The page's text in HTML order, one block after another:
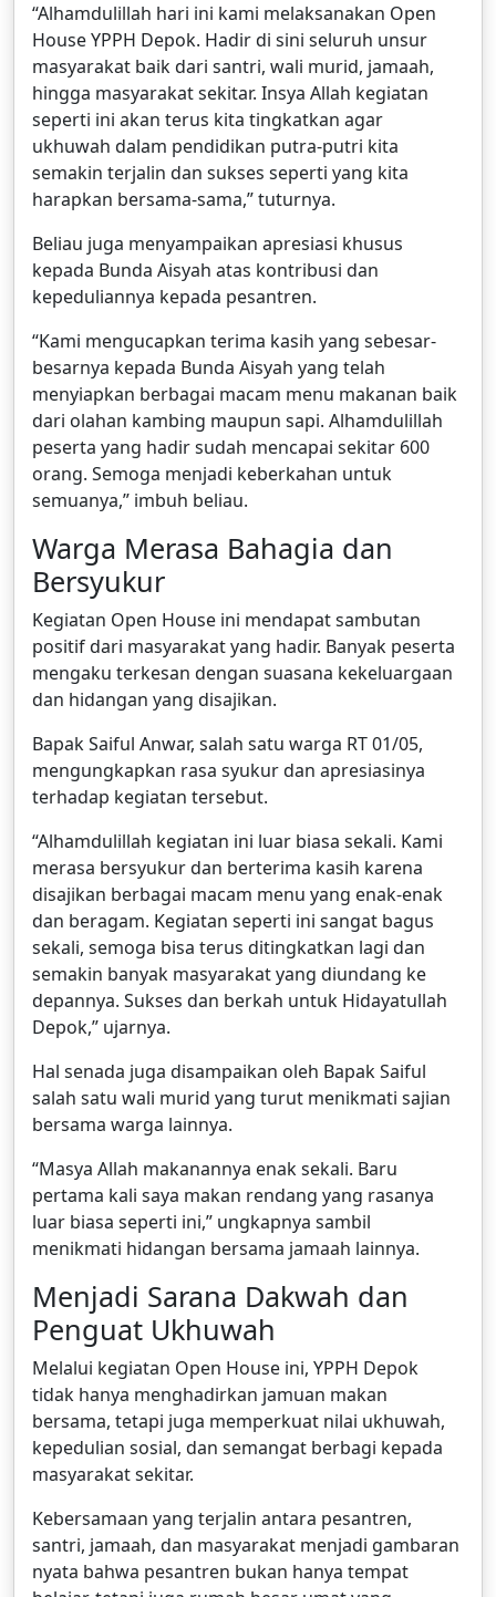
“Alhamdulillah hari ini kami melaksanakan Open
House YPPH Depok. Hadir di sini seluruh unsur
masyarakat baik dari santri, wali murid, jamaah,
hingga masyarakat sekitar. Insya Allah kegiatan
seperti ini akan terus kita tingkatkan agar
ukhuwah dalam pendidikan putra-putri kita
semakin terjalin dan sukses seperti yang kita
harapkan bersama-sama,” tuturnya.
Beliau juga menyampaikan apresiasi khusus
kepada Bunda Aisyah atas kontribusi dan
kepeduliannya kepada pesantren.
“Kami mengucapkan terima kasih yang sebesar-
besarnya kepada Bunda Aisyah yang telah
menyiapkan berbagai macam menu makanan baik
dari olahan kambing maupun sapi. Alhamdulillah
peserta yang hadir sudah mencapai sekitar 600
orang. Semoga menjadi keberkahan untuk
semuanya,” imbuh beliau.
Warga Merasa Bahagia dan
Bersyukur
Kegiatan Open House ini mendapat sambutan
positif dari masyarakat yang hadir. Banyak peserta
mengaku terkesan dengan suasana kekeluargaan
dan hidangan yang disajikan.
Bapak Saiful Anwar, salah satu warga RT 01/05,
mengungkapkan rasa syukur dan apresiasinya
terhadap kegiatan tersebut.
“Alhamdulillah kegiatan ini luar biasa sekali. Kami
merasa bersyukur dan berterima kasih karena
disajikan berbagai macam menu yang enak-enak
dan beragam. Kegiatan seperti ini sangat bagus
sekali, semoga bisa terus ditingkatkan lagi dan
semakin banyak masyarakat yang diundang ke
depannya. Sukses dan berkah untuk Hidayatullah
Depok,” ujarnya.
Hal senada juga disampaikan oleh Bapak Saiful
salah satu wali murid yang turut menikmati sajian
bersama warga lainnya.
“Masya Allah makanannya enak sekali. Baru
pertama kali saya makan rendang yang rasanya
luar biasa seperti ini,” ungkapnya sambil
menikmati hidangan bersama jamaah lainnya.
Menjadi Sarana Dakwah dan
Penguat Ukhuwah
Melalui kegiatan Open House ini, YPPH Depok
tidak hanya menghadirkan jamuan makan
bersama, tetapi juga memperkuat nilai ukhuwah,
kepedulian sosial, dan semangat berbagi kepada
masyarakat sekitar.
Kebersamaan yang terjalin antara pesantren,
santri, jamaah, dan masyarakat menjadi gambaran
nyata bahwa pesantren bukan hanya tempat